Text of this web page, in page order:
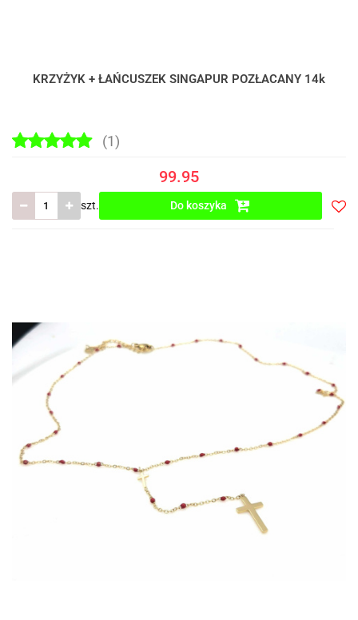
KRZYŻYK + ŁAŃCUSZEK SINGAPUR POZŁACANY 14k
(1)
99.95
szt. Do koszyka